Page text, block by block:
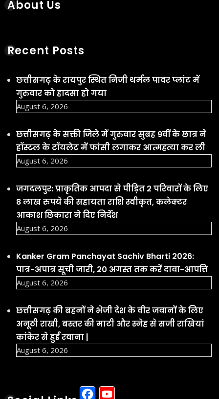
About Us
Recent Posts
छत्तीसगढ़ के रायपुर स्थित निजी थर्मल पावर प्लांट में
गुरुवार को हादसा हो गया
August 6, 2026
छत्तीसगढ़ के सक्ती जिले में गुरुवार सुबह 9वीं के छात्र ने
हॉस्टल के टॉयलेट में फांसी लगाकर आत्महत्या कर ली
August 6, 2026
जगदलपुर: प्राकृतिक आपदा से पीड़ित 2 परिवारों के लिए
8 लाख रुपये की सहायता राशि स्वीकृत, कलेक्टर
आकाश छिकारा ने दिए निर्देश
August 6, 2026
Kanker Gram Panchayat Sachiv Bharti 2026:
पात्र-अपात्र सूची जारी, 20 अगस्त तक करें दावा-आपत्ति
August 6, 2026
छत्तीसगढ़ की बहनों ने भेजी देश के वीर जवानों के लिए
अनूठी राखी, बस्तर की माटी और स्नेह से सजी राखियां
कांकेर से हुईं रवाना |
August 6, 2026
Facebook